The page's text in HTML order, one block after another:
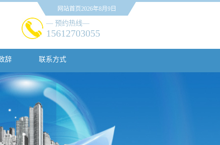
— 预约热线—
15612703055
网站首页2026年8月9日
辞 联系方式